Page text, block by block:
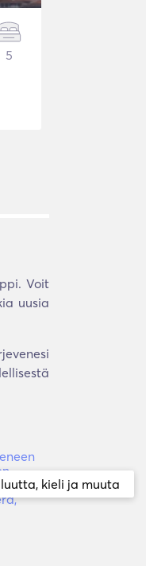
5
kieli ja muuta
Voit
uusia
La